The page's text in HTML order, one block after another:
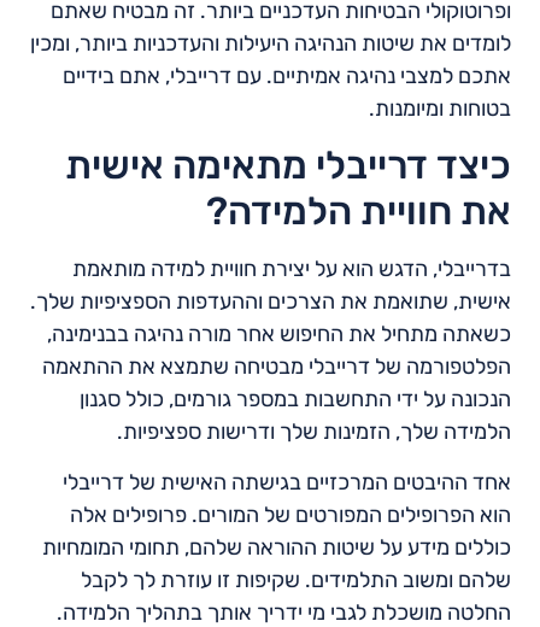
ופרוטוקולי הבטיחות העדכניים ביותר. זה מבטיח שאתם
לומדים את שיטות הנהיגה היעילות והעדכניות ביותר, ומכין
אתכם למצבי נהיגה אמיתיים. עם דרייבלי, אתם בידיים
בטוחות ומיומנות.
כיצד דרייבלי מתאימה אישית
את חוויית הלמידה?
בדרייבלי, הדגש הוא על יצירת חוויית למידה מותאמת
אישית, שתואמת את הצרכים וההעדפות הספציפיות שלך.
כשאתה מתחיל את החיפוש אחר מורה נהיגה בבנימינה,
הפלטפורמה של דרייבלי מבטיחה שתמצא את ההתאמה
הנכונה על ידי התחשבות במספר גורמים, כולל סגנון
הלמידה שלך, הזמינות שלך ודרישות ספציפיות.
אחד ההיבטים המרכזיים בגישתה האישית של דרייבלי
הוא הפרופילים המפורטים של המורים. פרופילים אלה
כוללים מידע על שיטות ההוראה שלהם, תחומי המומחיות
שלהם ומשוב התלמידים. שקיפות זו עוזרת לך לקבל
החלטה מושכלת לגבי מי ידריך אותך בתהליך הלמידה.